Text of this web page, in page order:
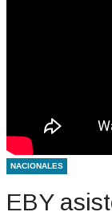
NACIONALES
EBY